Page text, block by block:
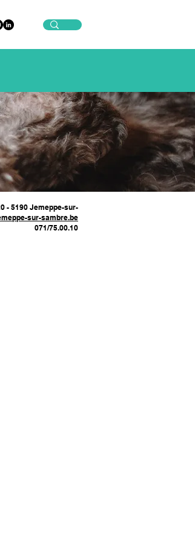
- 5190 Jemeppe-sur-
sur-sambre.be
071/75.00.10